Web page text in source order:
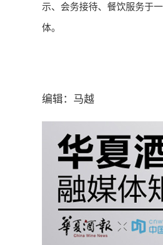
示、会务接待、餐饮服务于
体。
编辑：马越